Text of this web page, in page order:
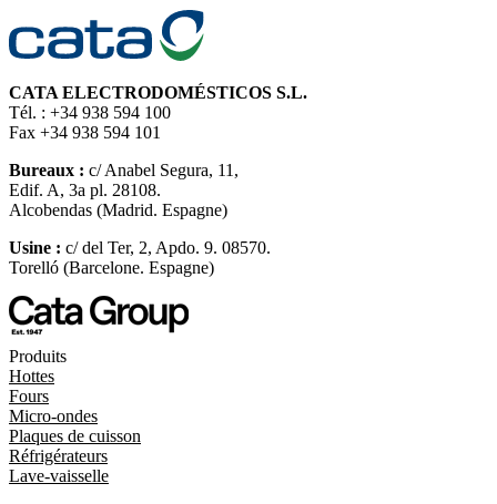
CATA ELECTRODOMÉSTICOS S.L.
Tél. : +34 938 594 100
Fax +34 938 594 101
Bureaux : c/ Anabel Segura, 11,
Edif. A, 3a pl. 28108.
Alcobendas (Madrid. Espagne)
Usine : c/ del Ter, 2, Apdo. 9. 08570.
Torelló (Barcelone. Espagne)
Produits
Hottes
Fours
Micro-ondes
Plaques de cuisson
Réfrigérateurs
Lave-vaisselle